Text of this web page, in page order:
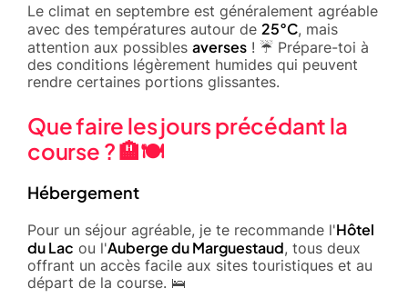
Le climat en septembre est généralement agréable
avec des températures autour de 25°C, mais
attention aux possibles averses ! ☔ Prépare-toi à
des conditions légèrement humides qui peuvent
rendre certaines portions glissantes.
Que faire les jours précédant la
course ? 🏨🍽️
Hébergement
Pour un séjour agréable, je te recommande l'Hôtel
du Lac ou l'Auberge du Marguestaud, tous deux
offrant un accès facile aux sites touristiques et au
départ de la course. 🛌